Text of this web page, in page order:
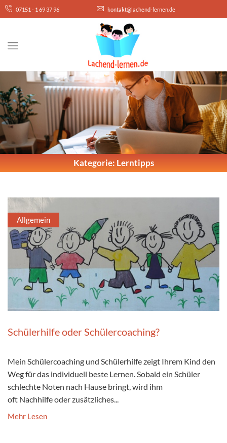
07151 - 1 69 37 96 kontakt@lachend-lernen.de
Kategorie: Lerntipps
Allgemein
Schülerhilfe oder Schülercoaching?
Mein Schülercoaching und Schülerhilfe zeigt Ihrem Kind den
Weg für das individuell beste Lernen. Sobald ein Schüler
schlechte Noten nach Hause bringt, wird ihm
oft Nachhilfe oder zusätzliches...
Mehr Lesen